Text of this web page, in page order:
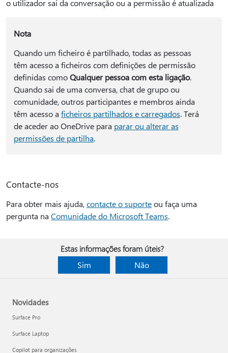
o utilizador sai da conversação ou a permissão é atualizada
Nota
Quando um ficheiro é partilhado, todas as pessoas
têm acesso a ficheiros com definições de permissão
definidas comoQualquer pessoa com esta ligação.
Quando sai de uma conversa, chat de grupo ou
comunidade, outros participantes e membros ainda
têm acesso a ficheiros partilhados e carregados. Terá
de aceder ao OneDrive para parar ou alterar as
permissões de partilha.
Contacte-nos
Para obter mais ajuda,contacte o suporteou faça uma
pergunta na Comunidade do Microsoft Teams.
Estas informações foram úteis?
Sim
Não
Novidades
Surface Pro
Surface Laptop
Copilot para organizações